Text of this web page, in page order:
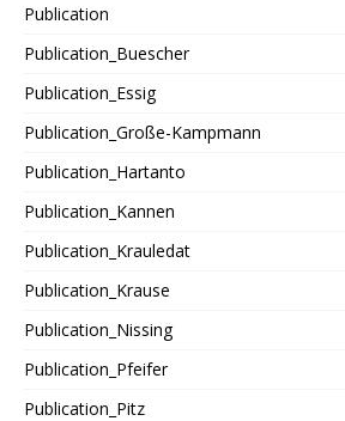
Publication
Publication_Buescher
Publication_Essig
Publication_Große-Kampmann
Publication_Hartanto
Publication_Kannen
Publication_Krauledat
Publication_Krause
Publication_Nissing
Publication_Pfeifer
Publication_Pitz